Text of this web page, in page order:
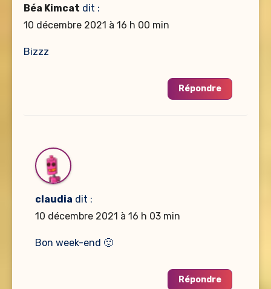
Béa Kimcat dit :
10 décembre 2021 à 16 h 00 min
Bizzz
Répondre
claudia dit :
10 décembre 2021 à 16 h 03 min
Bon week-end 🙂
Répondre